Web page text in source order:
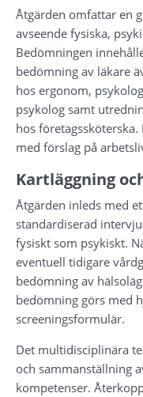
Åtgärden omfattar en
avseende fysiska,
Bedömningen
bedömning av läkare
hos ergonom,
psykolog samt
hos
med förslag på
Kartläggning
Åtgärden inleds med
standardiserad
fysiskt som psykiskt.
eventuell tidigare
bedömning av
bedömning görs med
screeningsformulär.
Det multidisciplinära
och sammanställning
kompetenser.